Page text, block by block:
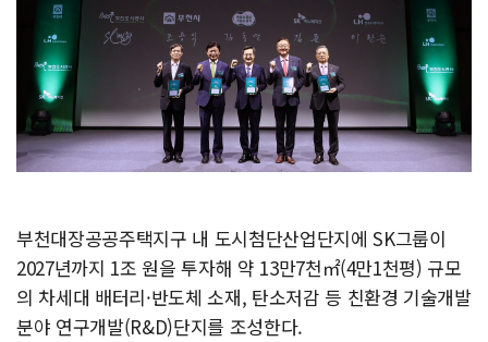
부천대장공공주택지구 내 도시첨단산업단지에 SK그룹이
2027년까지 1조 원을 투자해 약 13만7천㎡(4만1천평) 규모
의 차세대 배터리·반도체 소재, 탄소저감 등 친환경 기술개발
분야 연구개발(R&D)단지를 조성한다.